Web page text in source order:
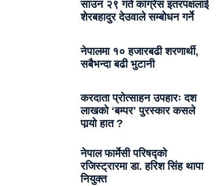
साउन २९ गते कांग्रेस इतरपक्षलाई
शेरबहादुर देउवाले सम्बोधन गर्ने
नेपालमा १० हजारबढी शरणार्थी,
सबैभन्दा बढी भुटानी
करदाता प्रोत्साहन उपहारः दश
लाखको ‘बम्पर’ पुरस्कार कसले
पार्‍याे हात ?
नेपाल फार्मेसी परिषद्को
रजिस्ट्रारमा डा. हरिश सिंह थापा
नियुक्त